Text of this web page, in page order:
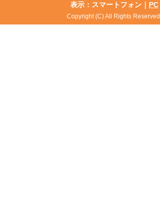
表示：スマートフォン｜ PC
Copyright (C) All Rights Reserved.